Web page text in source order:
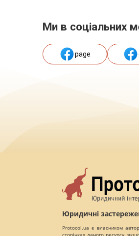
Ми в соціальних
page
Юридичні
Protocol.ua є власником
сторінках даного ресурсу,